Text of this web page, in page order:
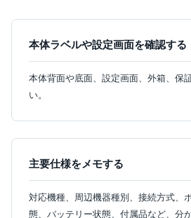
本体ラベルや設定画面を確認する
本体背面や底面、設定画面、外箱、保
い。
主要仕様をメモする
対応機種、周辺機器種別、接続方式、
態、バッテリー状態、付属品など、分